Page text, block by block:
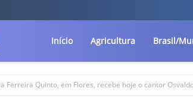
Início Agricultura Brasil/
Ferreira Quinto, em Flores, recebe hoje o cantor